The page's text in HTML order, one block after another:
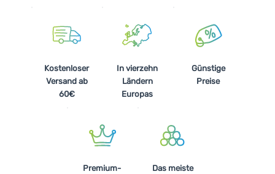
Kostenloser
Versand ab
60€
In vierzehn
Ländern
Europas
Günstige
Preise
Premium-
Das meiste